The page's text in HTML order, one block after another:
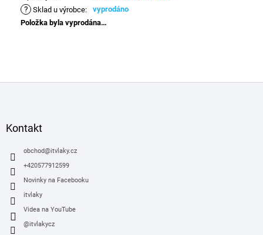
? Sklad u výrobce:
vyprodáno
Položka byla vyprodána…
Kontakt
obchod@itvlaky.cz
+420577912599
Novinky na Facebooku
itvlaky
Videa na YouTube
@itvlakycz